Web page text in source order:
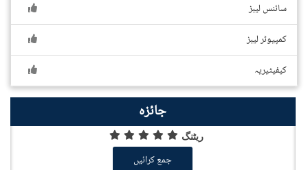
سائنس لیبز
کمپیوٹر لیبز
کیفیٹیریہ
جائزہ
ریٹنگ
جمع کرائیں